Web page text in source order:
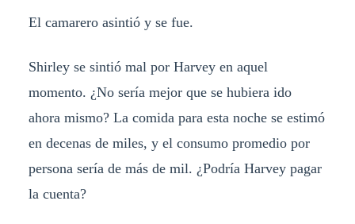
El camarero asintió y se fue.
Shirley se sintió mal por Harvey en aquel
momento. ¿No sería mejor que se hubiera ido
ahora mismo? La comida para esta noche se estimó
en decenas de miles, y el consumo promedio por
persona sería de más de mil. ¿Podría Harvey pagar
la cuenta?